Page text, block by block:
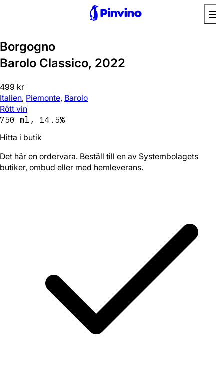
Borgogno
Barolo Classico, 2022
499 kr
Italien, Piemonte, Barolo
Rött vin
750 ml, 14.5%
Hitta i butik
Det här en ordervara. Beställ till en av Systembolagets
butiker, ombud eller med hemleverans.